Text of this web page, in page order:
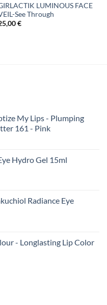
LUMINOUS FACE
See Through
€
My Lips - Plumping
161 - Pink
Hydro Gel 15ml
Radiance Eye
- Longlasting Lip Color